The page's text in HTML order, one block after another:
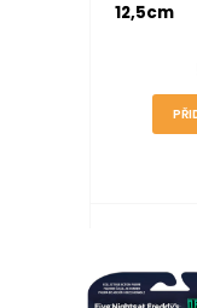
12,5cm